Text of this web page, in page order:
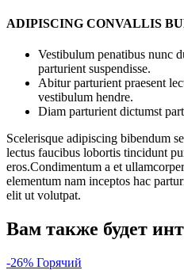
ADIPISCING CONVALLIS
Vestibulum penatibus nunc
parturient suspendisse.
Abitur parturient praesent
vestibulum hendre.
Diam parturient dictumst
Scelerisque adipiscing bibendum
lectus faucibus lobortis tincidunt
eros.Condimentum a et
elementum nam inceptos hac
elit ut volutpat.
Вам также будет
-26% Горячий